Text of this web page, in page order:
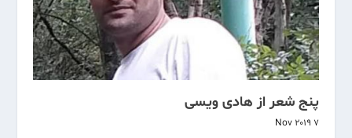
پنج شعر از هادی ویسی
7 Nov 2019